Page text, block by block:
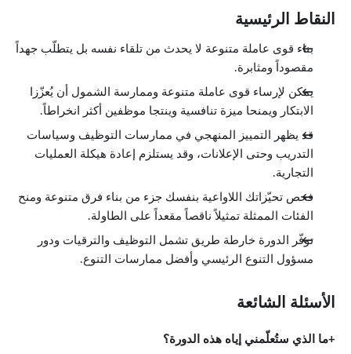
النقاط الرئيسية
بناء قوى عاملة متنوعة لا يحدث من تلقاء نفسه بل يتطلّب جهداً
مقصوداً ومثابرة.
يمكن لإرساء قوى عاملة متنوعة وممارسة الشمول أن يُعزّزا
الابتكار ويمنحا ميزة تنافسية وينتجا موظفين أكثر انخراطاً.
قد يظهر التمييز المنهجي في ممارسات التوظيف وسياسات
التدريب وحتى الإعلانات، وقد يستلزم إعادة هيكلة العمليات
التجارية.
فحص تحيّزاتك اللاواعية بنفسك جزء من بناء فرق متنوعة ومنح
الفئات الممثلة تمثيلاً ناقصاً مقعداً على الطاولة.
توفّر الدورة خارطة طريق تشمل التوظيف والترقيات ودور
مسؤول التنوع الرئيسي وأفضل ممارسات التنوع.
الأسئلة الشائعة
ما الذي ستُعلّمني إياه هذه الدورة؟